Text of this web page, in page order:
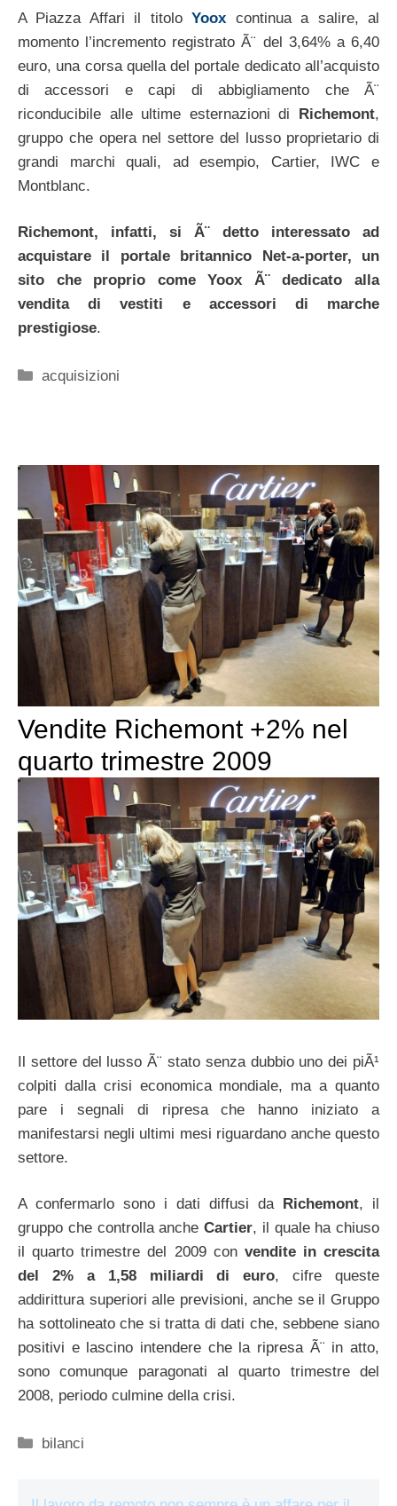
A Piazza Affari il titoloYoox continua a salire, al
momento l’incremento registrato Ã¨ del 3,64% a 6,40
euro, una corsa quella del portale dedicato all’acquisto
di accessori e capi di abbigliamento che Ã¨
riconducibile alle ultime esternazioni di Richemont,
gruppo che opera nel settore del lusso proprietario di
grandi marchi quali, ad esempio, Cartier, IWC e
Montblanc.
Richemont, infatti, si Ã¨ detto interessato ad
acquistare il portale britannico Net-a-porter, un
sito che proprio come Yoox Ã¨ dedicato alla
vendita di vestiti e accessori di marche
prestigiose.
Categorie
acquisizioni
Vendite Richemont +2% nel
quarto trimestre 2009
Il settore del lusso Ã¨ stato senza dubbio uno dei piÃ¹
colpiti dalla crisi economica mondiale, ma a quanto
pare i segnali di ripresa che hanno iniziato a
manifestarsi negli ultimi mesi riguardano anche questo
settore.
A confermarlo sono i dati diffusi da Richemont, il
gruppo che controlla anche Cartier, il quale ha chiuso
il quarto trimestre del 2009 con vendite in crescita
del 2% a 1,58 miliardi di euro, cifre queste
addirittura superiori alle previsioni, anche se il Gruppo
ha sottolineato che si tratta di dati che, sebbene siano
positivi e lascino intendere che la ripresa Ã¨ in atto,
sono comunque paragonati al quarto trimestre del
2008, periodo culmine della crisi.
Categorie
bilanci